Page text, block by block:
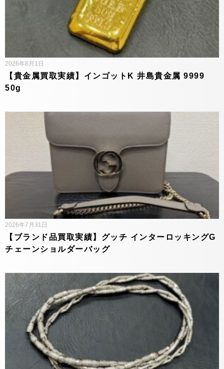
【貴金属買取実績】インゴットK 井島貴金属 9999
50g
2026年8月1日
【ブランド品買取実績】グッチ インターロッキングG
チェーンショルダーバッグ
2026年7月31日